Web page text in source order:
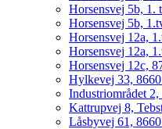
Horsensvej 5b, 1.
Horsensvej 5b,
Horsensvej 12a,
Horsensvej 12a,
Horsensvej 12c,
Hylkevej 33,
Industriområdet
Kattrupvej 8,
Låsbyvej 61,